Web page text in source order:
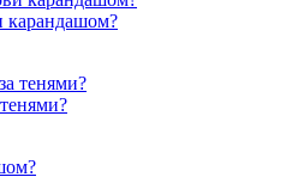
карандашом?